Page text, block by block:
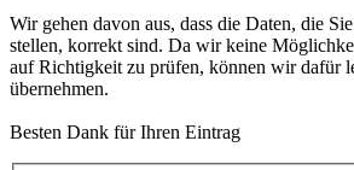
Wir gehen davon aus, dass die Daten, die
stellen, korrekt sind. Da wir keine
auf Richtigkeit zu prüfen, können wir dafür
übernehmen.
Besten Dank für Ihren Eintrag